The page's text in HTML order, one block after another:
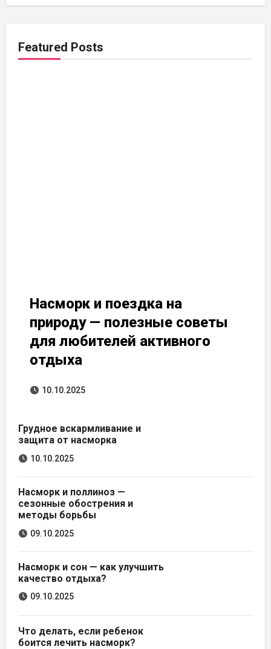
Featured Posts
Насморк и поездка на
природу — полезные советы
для любителей активного
отдыха
10.10.2025
Грудное вскармливание и
защита от насморка
10.10.2025
Насморк и поллиноз —
сезонные обострения и
методы борьбы
09.10.2025
Насморк и сон — как улучшить
качество отдыха?
09.10.2025
Что делать, если ребенок
боится лечить насморк?